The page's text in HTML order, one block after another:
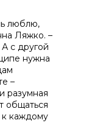
люблю,
Ляжко. –
с другой
нужна
–
разумная
общаться
к каждому